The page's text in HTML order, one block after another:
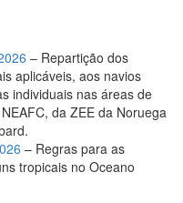
– Repartição dos
aplicáveis, aos navios
individuais nas áreas de
da ZEE da Noruega
– Regras para as
tropicais no Oceano